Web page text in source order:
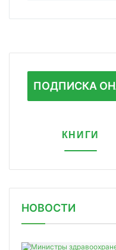
ПОДПИСКА
КНИГИ
НОВОСТИ